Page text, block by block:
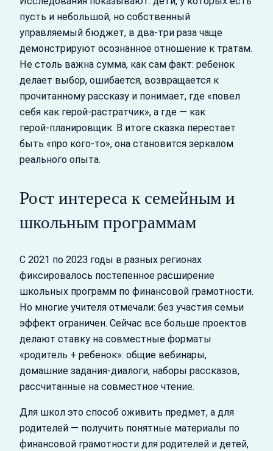
пусть и небольшой, но собственный
управляемый бюджет, в два‑три раза чаще
демонстрируют осознанное отношение к тратам.
Не столь важна сумма, как сам факт: ребенок
делает выбор, ошибается, возвращается к
прочитанному рассказу и понимает, где «повел
себя как герой‑растратчик», а где — как
герой‑планировщик. В итоге сказка перестает
быть «про кого‑то», она становится зеркалом
реального опыта.
Рост интереса к семейным и
школьным программам
С 2021 по 2023 годы в разных регионах
фиксировалось постепенное расширение
школьных программ по финансовой грамотности.
Но многие учителя отмечали: без участия семьи
эффект ограничен. Сейчас все больше проектов
делают ставку на совместные форматы
«родитель + ребенок»: общие вебинары,
домашние задания‑диалоги, наборы рассказов,
рассчитанные на совместное чтение.
Для школ это способ оживить предмет, а для
родителей — получить понятные материалы по
финансовой грамотности для родителей и детей,